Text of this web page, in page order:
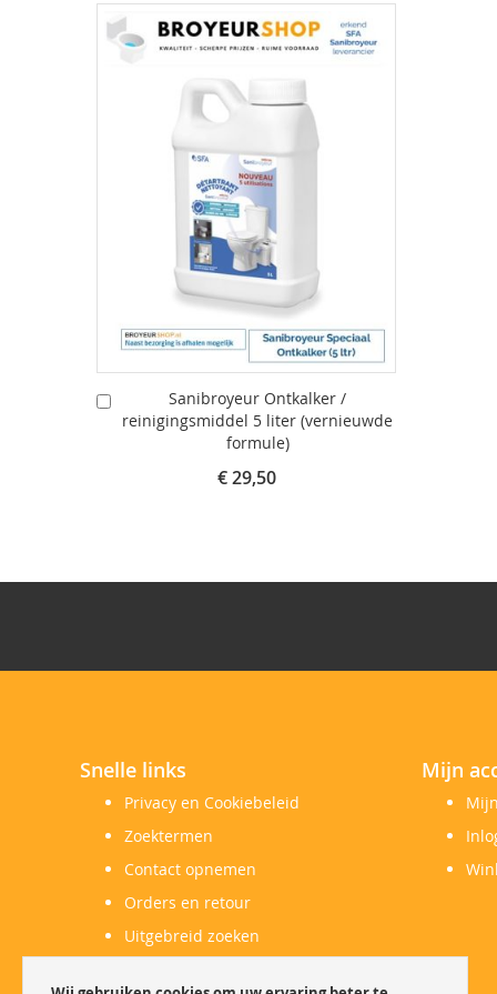
Sanibroyeur Ontkalker /
reinigingsmiddel 5 liter (vernieuwde
formule)
€ 29,50
Winkelwagen
Snelle links
Privacy en Cookiebeleid
Zoektermen
Contact opnemen
Orders en retour
Uitgebreid zoeken
Mijn